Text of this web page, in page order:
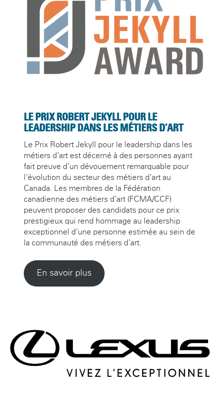
LE PRIX ROBERT JEKYLL POUR LE
LEADERSHIP DANS LES MÉTIERS D’ART
Le Prix Robert Jekyll pour le leadership dans les
métiers d’art est décerné à des personnes ayant
fait preuve d’un dévouement remarquable pour
l’évolution du secteur des métiers d’art au
Canada. Les membres de la Fédération
canadienne des métiers d’art (FCMA/CCF)
peuvent proposer des candidats pour ce prix
prestigieux qui rend hommage au leadership
exceptionnel d’une personne estimée au sein de
la communauté des métiers d’art.
En savoir plus